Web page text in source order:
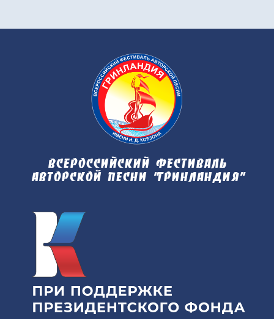
Всероссийский фестиваль
авторской песни "Гринландия"